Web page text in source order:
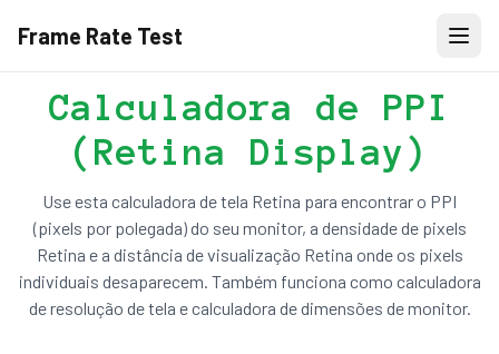
Frame Rate Test
Calculadora de PPI
(Retina Display)
Use esta calculadora de tela Retina para encontrar o PPI
(pixels por polegada) do seu monitor, a densidade de pixels
Retina e a distância de visualização Retina onde os pixels
individuais desaparecem. Também funciona como calculadora
de resolução de tela e calculadora de dimensões de monitor.